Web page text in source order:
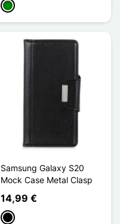
Verde
Samsung Galaxy S20
Mock Case Metal Clasp
14,99 €
Preto